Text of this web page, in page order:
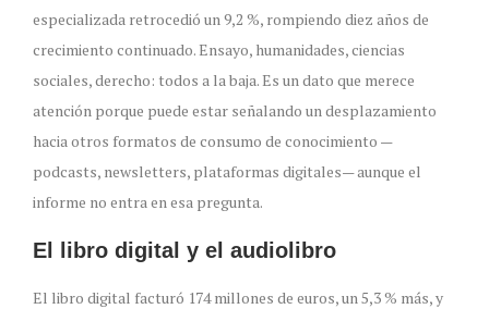
especializada retrocedió un 9,2 %, rompiendo diez años de
crecimiento continuado. Ensayo, humanidades, ciencias
sociales, derecho: todos a la baja. Es un dato que merece
atención porque puede estar señalando un desplazamiento
hacia otros formatos de consumo de conocimiento —
podcasts, newsletters, plataformas digitales— aunque el
informe no entra en esa pregunta.
El libro digital y el audiolibro
El libro digital facturó 174 millones de euros, un 5,3 % más, y